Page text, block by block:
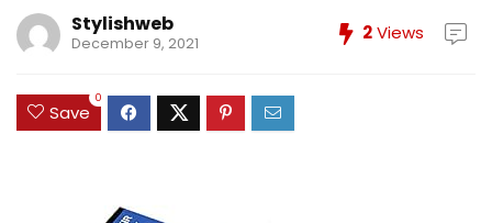
Stylishweb
December 9, 2021 2Views
Save
0